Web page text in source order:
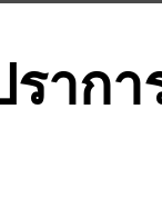
ราก